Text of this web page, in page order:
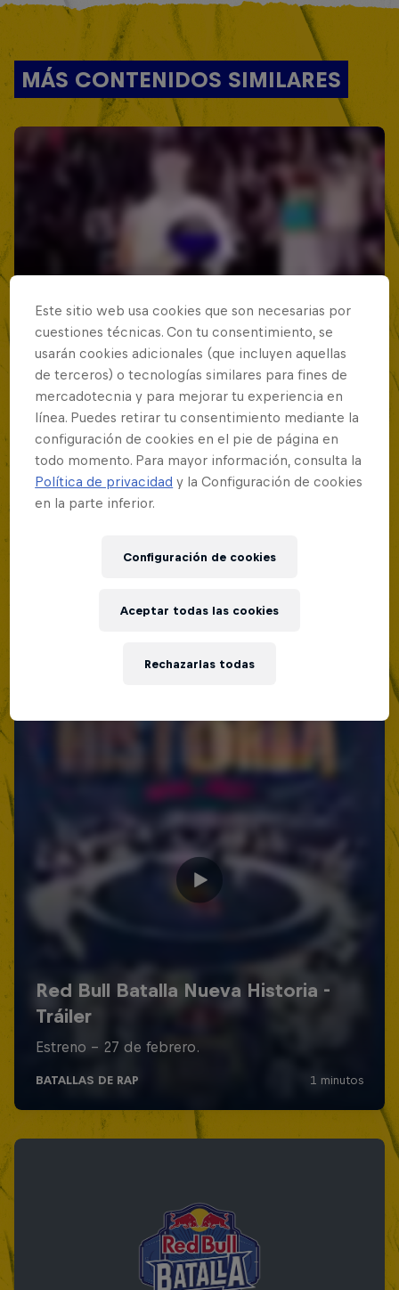
MÁS CONTENIDOS SIMILARES
20 Años de Rimas
BATALLAS DE RAP
Este sitio web usa cookies que son necesarias por
cuestiones técnicas. Con tu consentimiento, se
usarán cookies adicionales (que incluyen aquellas
de terceros) o tecnologías similares para fines de
mercadotecnia y para mejorar tu experiencia en
línea. Puedes retirar tu consentimiento mediante la
configuración de cookies en el pie de página en
todo momento. Para mayor información, consulta la
Política de privacidad y la Configuración de cookies
en la parte inferior.
Configuración de cookies
Rechazarlas todas
Aceptar todas las cookies